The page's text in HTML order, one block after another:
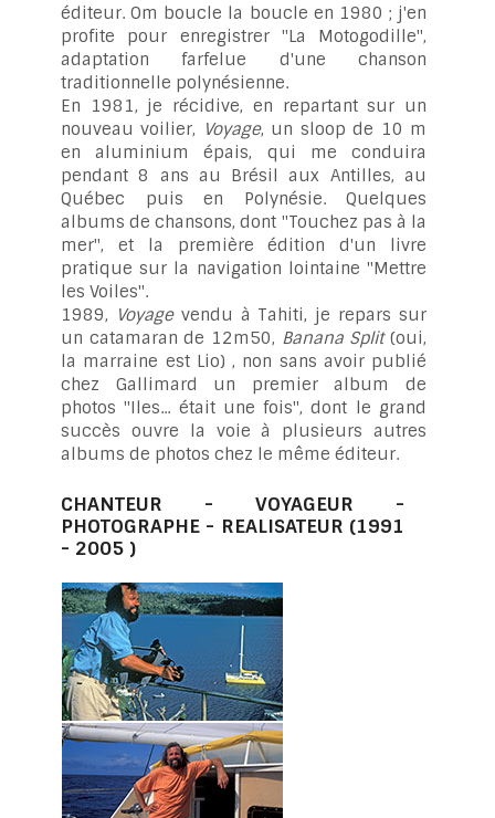
éditeur. Om boucle la boucle en 1980 ; j'en
profite pour enregistrer "La Motogodille",
adaptation farfelue d'une chanson
traditionnelle polynésienne.
En 1981, je récidive, en repartant sur un
nouveau voilier, Voyage, un sloop de 10 m
en aluminium épais, qui me conduira
pendant 8 ans au Brésil aux Antilles, au
Québec puis en Polynésie. Quelques
albums de chansons, dont "Touchez pas à la
mer", et la première édition d'un livre
pratique sur la navigation lointaine "Mettre
les Voiles".
1989, Voyagevendu à Tahiti, je repars sur
un catamaran de 12m50, Banana Split(oui,
la marraine est Lio) , non sans avoir publié
chez Gallimard un premier album de
photos "Iles... était une fois", dont le grand
succès ouvre la voie à plusieurs autres
albums de photos chez le même éditeur.
CHANTEUR - VOYAGEUR -
PHOTOGRAPHE - REALISATEUR (1991
- 2005 )